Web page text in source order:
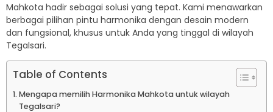
Mahkota hadir sebagai solusi yang tepat. Kami menawarkan
berbagai pilihan pintu harmonika dengan desain modern
dan fungsional, khusus untuk Anda yang tinggal di wilayah
Tegalsari.
Table of Contents
Mengapa memilih Harmonika Mahkota untuk wilayah
Tegalsari?